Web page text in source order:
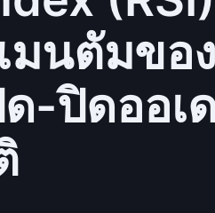
มนตัมของ
-ปิดออเ